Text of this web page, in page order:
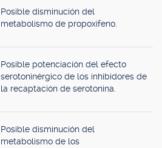
Posible disminución del
metabolismo de propoxifeno.
Posible potenciación del efecto
serotoninérgico de los inhibidores de
la recaptación de serotonina.
Posible disminución del
metabolismo de los